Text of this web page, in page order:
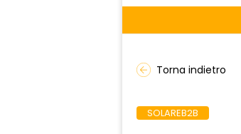
Torna indietro
SOLAREB2B